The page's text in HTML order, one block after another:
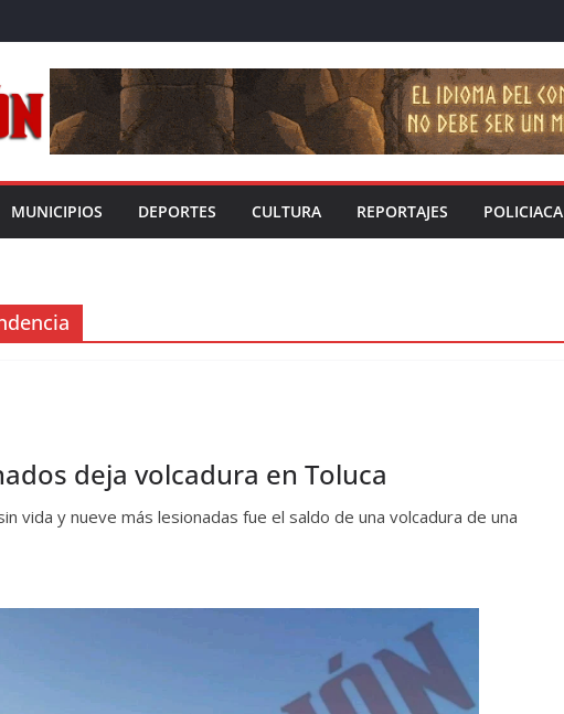
MUNICIPIOS DEPORTES CULTURA REPORTAJES POLICIACA
deja volcadura en Toluca
vida y nueve más lesionadas fue el saldo de una volcadura de una